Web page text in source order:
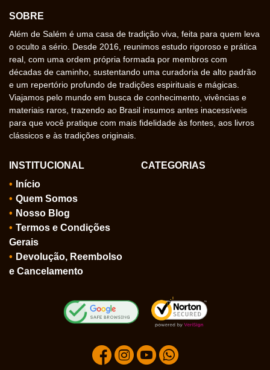
SOBRE
Além de Salém é uma casa de tradição viva, feita para quem leva
o oculto a sério. Desde 2016, reunimos estudo rigoroso e prática
real, com uma ordem própria formada por membros com
décadas de caminho, sustentando uma curadoria de alto padrão
e um repertório profundo de tradições espirituais e mágicas.
Viajamos pelo mundo em busca de conhecimento, vivências e
materiais raros, trazendo ao Brasil insumos antes inacessíveis
para que você pratique com mais fidelidade às fontes, aos livros
clássicos e às tradições originais.
INSTITUCIONAL
Início
Quem Somos
Nosso Blog
Termos e Condições
Gerais
Devolução, Reembolso
e Cancelamento
CATEGORIAS